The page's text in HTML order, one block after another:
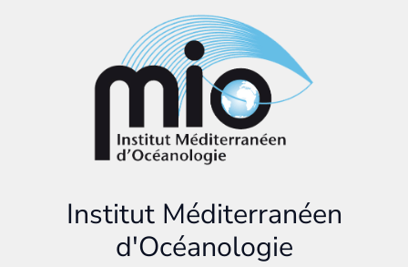
Institut Méditerranéen
d'Océanologie